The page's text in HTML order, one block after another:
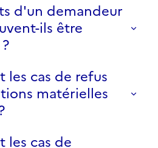
d'un demandeur
ils être
les cas de refus
matérielles
les cas de